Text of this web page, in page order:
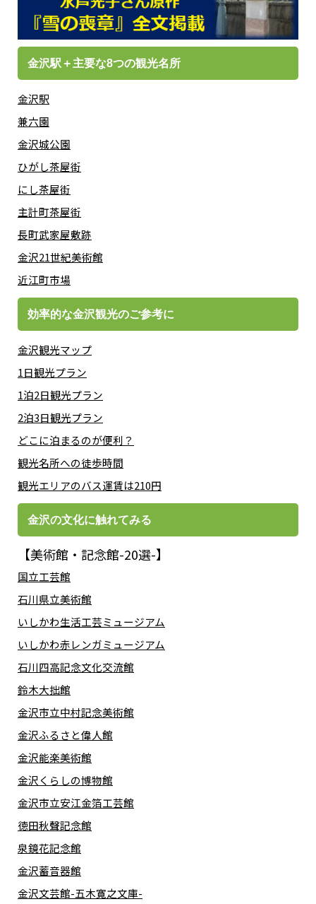
金沢駅＋主要な8つの観光名所
金沢駅
兼六園
金沢城公園
ひがし茶屋街
にし茶屋街
主計町茶屋街
長町武家屋敷跡
金沢21世紀美術館
近江町市場
効率的な金沢観光のご参考に
金沢観光マップ
1日観光プラン
1泊2日観光プラン
2泊3日観光プラン
どこに泊まるのが便利？
観光名所への徒歩時間
観光エリアのバス運賃は210円
金沢の文化に触れてみる
【美術館・記念館-20選-】
国立工芸館
石川県立美術館
いしかわ生活工芸ミュージアム
いしかわ赤レンガミュージアム
石川四高記念文化交流館
鈴木大拙館
金沢市立中村記念美術館
金沢ふるさと偉人館
金沢能楽美術館
金沢くらしの博物館
金沢市立安江金箔工芸館
徳田秋聲記念館
泉鏡花記念館
金沢蓄音器館
金沢文芸館-五木寛之文庫-